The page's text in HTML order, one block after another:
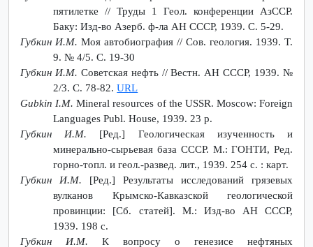
пятилетке // Труды 1 Геол. конференции АзССР.
Баку: Изд-во Азерб. ф-ла АН СССР, 1939. С. 5-29.
Губкин И.М. Моя автобиография // Сов. геология. 1939. Т.
9. № 4/5. С. 19-30
Губкин И.М. Советская нефть // Вестн. АН СССР, 1939. №
2/3. С. 78-82.URL
Gubkin I.M.Mineral resources of the USSR. Moscow: Foreign
Languages Publ. House, 1939. 23 p.
Губкин И.М. [Ред.] Геологическая изученность и
минерально-сырьевая база CCCР. М.: ГОНТИ, Ред.
горно-топл. и геол.-развед. лит., 1939. 254 с. : карт.
Губкин И.М. [Ред.] Результаты исследований грязевых
вулканов Крымско-Кавказской геологической
провинции: [Сб. статей]. М.: Изд-во АН СССР,
1939. 198 с.
Губкин И.М. К вопросу о генезисе нефтяных